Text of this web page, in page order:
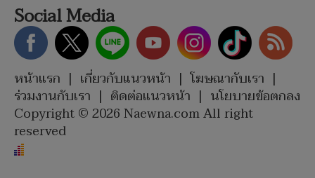
Social Media
หน้าแรก | เกี่ยวกับแนวหน้า | โฆษณากับเรา |
ร่วมงานกับเรา | ติดต่อแนวหน้า | นโยบายข้อตกลง
Copyright © 2026 Naewna.com All right
reserved